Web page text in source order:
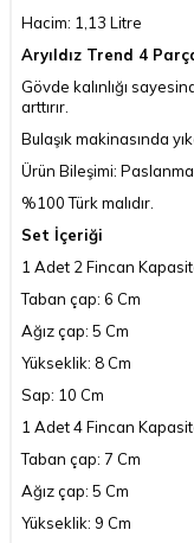
Hacim: 1,13 Litre
Aryıldız Trend 4
Gövde kalınlığı
arttırır.
Bulaşık makinasında
Ürün Bileşimi:
%100 Türk malıdır.
Set İçeriği
1 Adet 2 Fincan
Taban çap: 6 Cm
Ağız çap: 5 Cm
Yükseklik: 8 Cm
Sap: 10 Cm
1 Adet 4 Fincan
Taban çap: 7 Cm
Ağız çap: 5 Cm
Yükseklik: 9 Cm